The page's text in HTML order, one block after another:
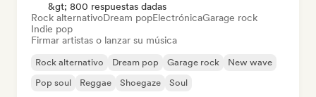
&gt; 800 respuestas dadas
Rock alternativoDream popElectrónicaGarage rock
Indie pop
Firmar artistas o lanzar su música
Rock alternativo Dream pop Garage rock
New wave
Pop soul
Reggae Shoegaze Soul